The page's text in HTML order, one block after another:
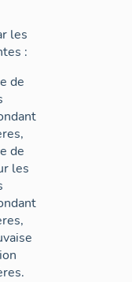
les
:
de
de
les